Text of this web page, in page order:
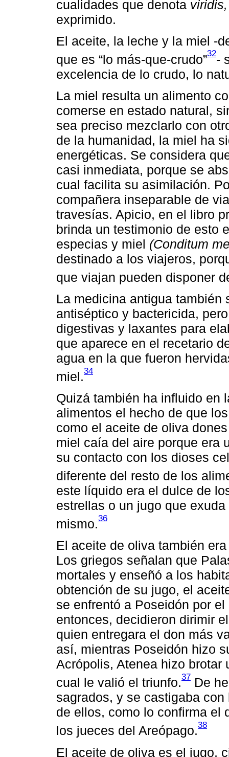
cualidades que denota viridis,
exprimido.
El aceite, la leche y la miel -
que es “lo más-que-crudo”32-
excelencia de lo crudo, lo
La miel resulta un alimento
comerse en estado natural,
sea preciso mezclarlo con
de la humanidad, la miel ha
energéticas. Se considera
casi inmediata, porque se
cual facilita su asimilación.
compañera inseparable de
travesías. Apicio, en el libro
brinda un testimonio de esto
especias y miel (Conditum
destinado a los viajeros,
que viajan pueden disponer
La medicina antigua
antiséptico y bactericida,
digestivas y laxantes para
que aparece en el recetario
agua en la que fueron
miel.34
Quizá también ha influido en
alimentos el hecho de que
como el aceite de oliva
miel caía del aire porque era
su contacto con los dioses
diferente del resto de los
este líquido era el dulce de
estrellas o un jugo que
mismo.36
El aceite de oliva también
Los griegos señalan que
mortales y enseñó a los
obtención de su jugo, el
se enfrentó a Poseidón por
entonces, decidieron dirimir
quien entregara el don más
así, mientras Poseidón hizo
Acrópolis, Atenea hizo brotar
cual le valió el triunfo.37 De
sagrados, y se castigaba
de ellos, como lo confirma el
los jueces del Areópago.38
El aceite de oliva es el jugo,